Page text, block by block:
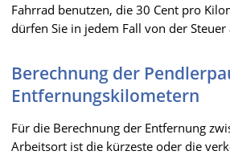
Fahrrad benutzen, die 30 Cent pro
dürfen Sie in jedem Fall von der Steuer
Berechnung der
Entfernungskilometern
Für die Berechnung der Entfernung
Arbeitsort ist die kürzeste oder die